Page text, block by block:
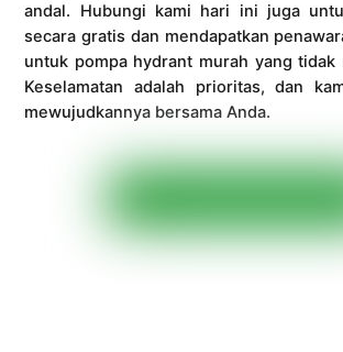
andal. Hubungi kami hari ini juga
secara gratis dan mendapatkan
untuk pompa hydrant murah yang tidak
Keselamatan adalah prioritas, dan
mewujudkannya bersama Anda.